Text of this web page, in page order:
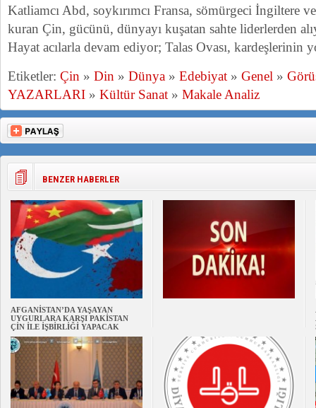
Katliamcı Abd, soykırımcı Fransa, sömürgeci İngiltere
kuran Çin, gücünü, dünyayı kuşatan sahte liderlerden
Hayat acılarla devam ediyor; Talas Ovası, kardeşlerinin
Etiketler: Çin » Din » Dünya » Edebiyat » Genel »
YAZARLARI » Kültür Sanat » Makale Analiz
BENZER HABERLER
AFGANİSTAN’DA YAŞAYAN
UYGURLARA KARŞI PAKİSTAN
ÇİN İLE İŞBİRLİĞİ YAPACAK